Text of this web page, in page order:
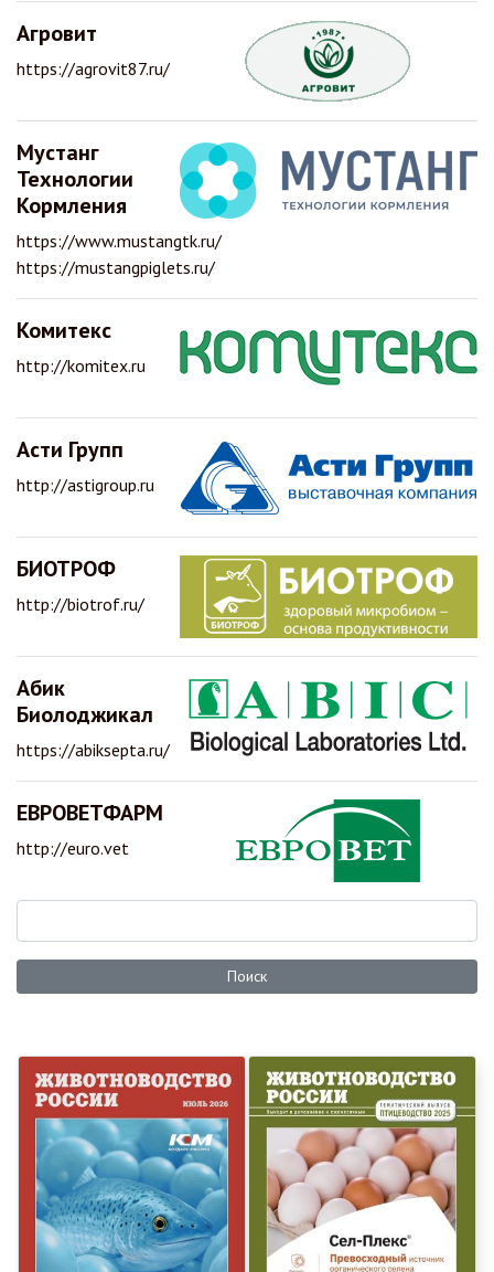
Агровит
https://agrovit87.ru/
Мустанг
Технологии
Кормления
https://www.mustangtk.ru/
https://mustangpiglets.ru/
Комитекс
http://komitex.ru
Асти Групп
http://astigroup.ru
БИОТРОФ
http://biotrof.ru/
Абик
Биолоджикал
https://abiksepta.ru/
ЕВРОВЕТФАРМ
http://euro.vet
Поиск